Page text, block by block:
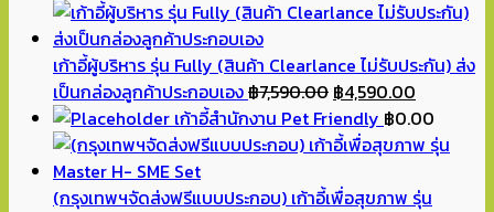
เก้าอี้ผู้บริหาร รุ่น Fully (สินค้า Clearlance ไม่รับประกัน) ส่ง
เป็นกล่องลูกค้าประกอบเอง฿7,590.00 Original
price
was:
฿4,590.00
price
is:
เก้าอี้สำนักงาน Pet Friendly ฿0.00
(กรุงเทพฯจัดส่งฟรีแบบประกอบ) เก้าอี้เพื่อสุขภาพ รุ่น